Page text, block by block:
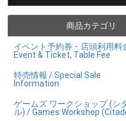
商品カテゴリ
イベント予約券・店頭利用料
Event & Ticket, Table Fee
特売情報 / Special Sale
Information
ゲームズ ワークショップ (シ
ル) / Games Workshop